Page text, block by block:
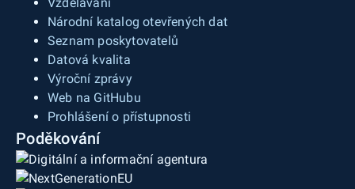
Národní katalog otevřených dat
Seznam poskytovatelů
Datová kvalita
Výroční zprávy
Web na GitHubu
Prohlášení o přístupnosti
Poděkování